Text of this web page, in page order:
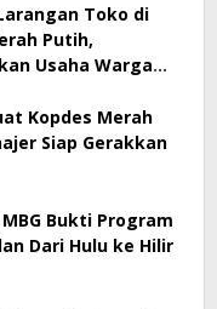
Toko di
Putih,
Usaha Warga
Kopdes Merah
Siap Gerakkan
Bukti Program
Dari Hulu ke Hilir